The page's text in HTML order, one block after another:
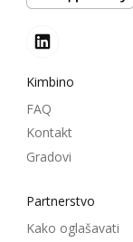
Kimbino
FAQ
Kontakt
Gradovi
Partnerstvo
Kako oglašavati